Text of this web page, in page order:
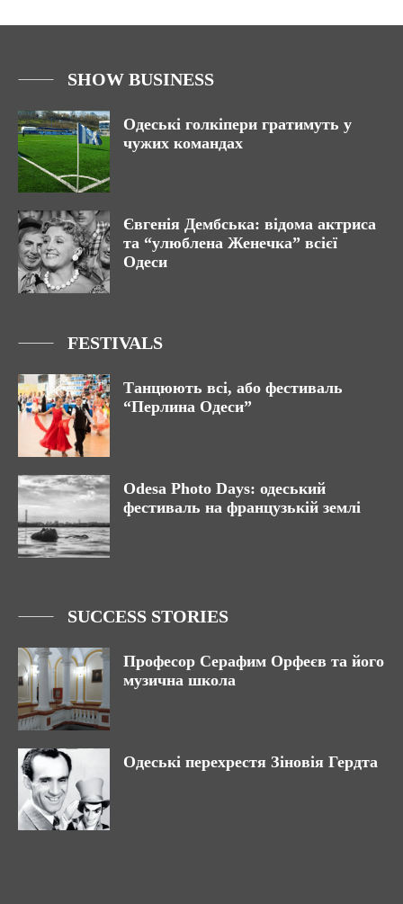
SHOW BUSINESS
Одеські голкіпери гратимуть у
чужих командах
Євгенія Дембська: відома актриса
та “улюблена Женечка” всієї
Одеси
FESTIVALS
Танцюють всі, або фестиваль
“Перлина Одеси”
Odesa Photo Days: одеський
фестиваль на французькій землі
SUCCESS STORIES
Професор Серафим Орфеєв та його
музична школа
Одеські перехрестя Зіновія Гердта